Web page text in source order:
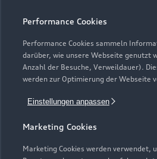
Performance Cookies
Performance Cookies sammeln
darüber, wie unsere Webseite genutzt
Anzahl der Besuche, Verweildauer).
werden zur Optimierung der Webseite
Einstellungen anpassen
Marketing Cookies
Marketing Cookies werden verwendet,
Online-Terminvereinbarung
Servicekontakt
Bordbuch &
Verträge kündigen
Presse & Media Center
Datenschutz
Audi erleben
© 2026 AUDI AG. Alle Rechte
Impressum Rechtliches
Datenschutzinformation
Cookie-Richtlinie
EU Data Act
Versicherungsleistungen werden